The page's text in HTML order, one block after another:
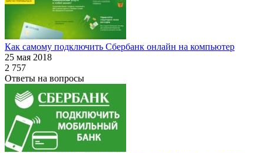
Как самому подключить Сбербанк онлайн на компьютер
25 мая 2018
2 757
Ответы на вопросы